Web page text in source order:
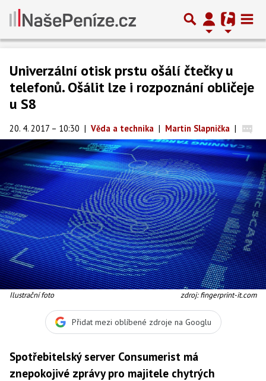
Univerzální otisk prstu ošálí čtečky u
telefonů. Ošálit lze i rozpoznání obličeje
u S8
20. 4. 2017 – 10:30 | Věda a technika | Martin Slapnička |
Ilustrační foto zdroj: fingerprint-it.com
Přidat mezi oblíbené zdroje na Googlu
Spotřebitelský server Consumerist má
znepokojivé zprávy pro majitele chytrých